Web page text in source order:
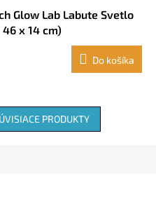
Glow Lab Labute Svetlo
x 14 cm)
Do košíka
PRODUKTY